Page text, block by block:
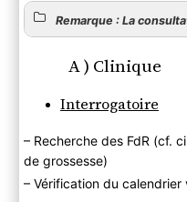
Stratification
surveillance
B ) Deuxième
Clinique
Paraclinique
Clinique
Paraclinique
D ) Consultation du
Remarque : La
A ) Clinique
Interrogatoire
– Recherche des FdR (cf.
de grossesse)
– Vérification du calendrier